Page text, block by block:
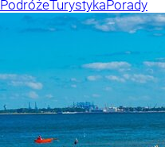
PodróżeTurystykaPorady